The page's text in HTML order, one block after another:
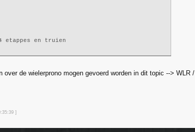
etappes en truien
de wielerprono mogen gevoerd worden in dit topic --> WLR /
:39 ]